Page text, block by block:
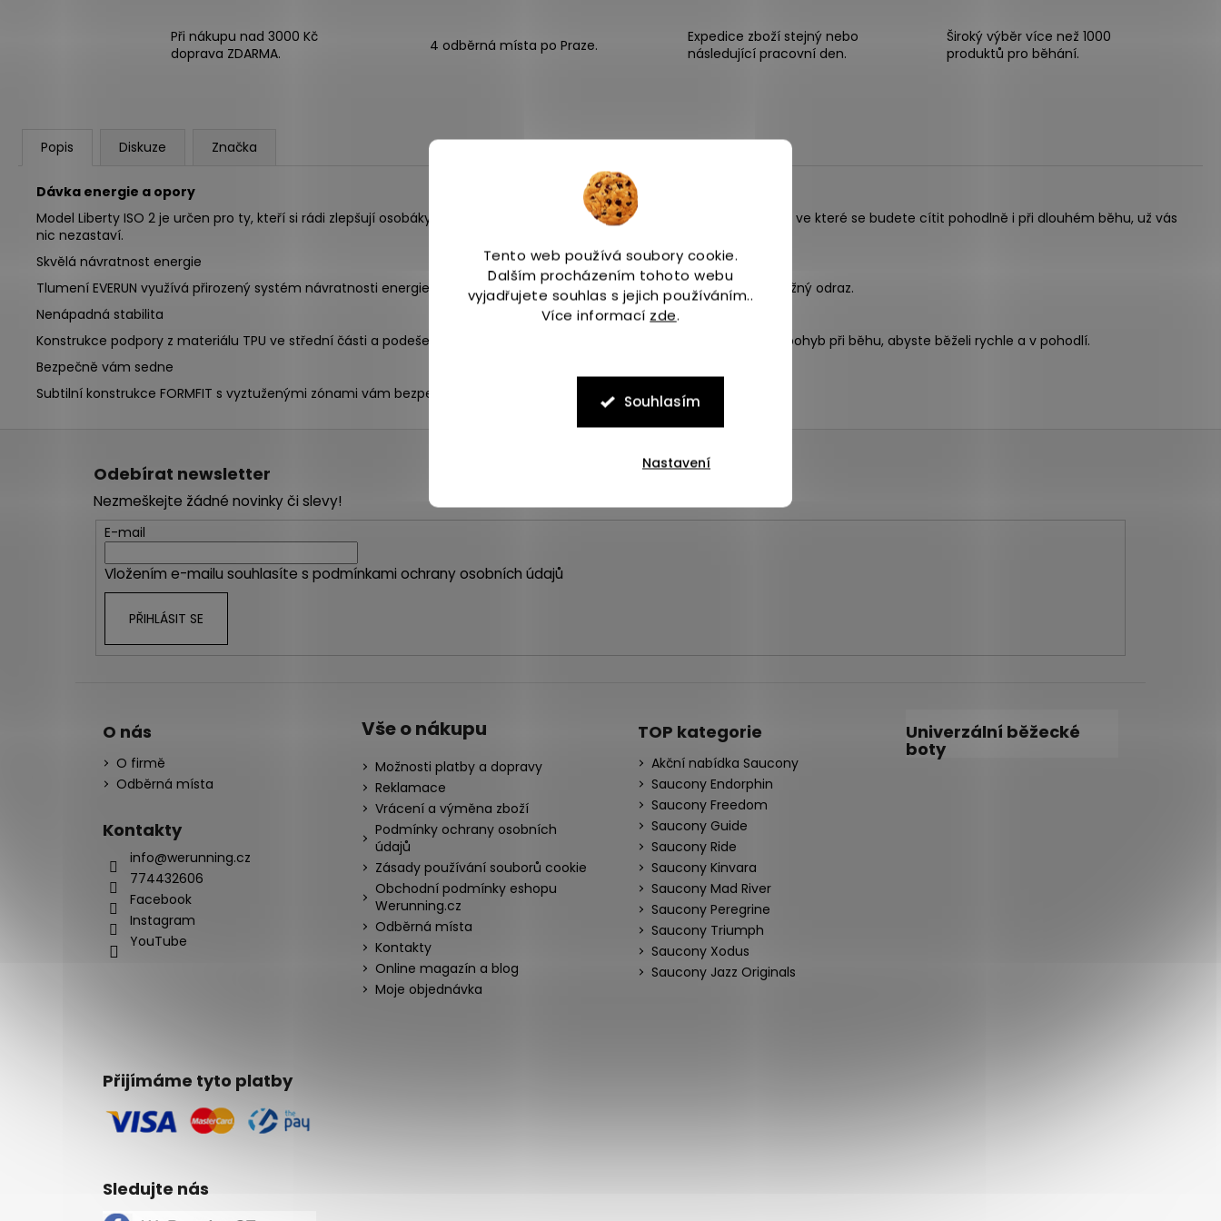
Tento web používá soubory cookie.
Dalším procházením tohoto webu
vyjadřujete souhlas s jejich používáním..
Více informací zde.
Souhlasím
Nastavení
Při nákupu nad 3000 Kč
doprava ZDARMA.
4 odběrná místa po Praze.
Expedice zboží stejný nebo
následující pracovní den.
Široký výběr více než 1000
produktů pro běhání.
Popis Diskuze Značka
Dávka energie a opory
Model Liberty ISO 2 je určen pro ty, kteří si rádi zlepšují osobáky. V této lehké a pružné obuvi s mírnou podporou stability, ve které se budete cítit pohodlně i při dlouhém běhu, už vás
nic nezastaví.
Skvělá návratnost energie
Tlumení EVERUN využívá přirozený systém návratnosti energie. Pohodlně rozptyluje náraz při dopadu a postará se o pružný odraz.
Nenápadná stabilita
Konstrukce podpory z materiálu TPU ve střední části a podešev z krystalické gumy TRI-FLEX jemně vyvažují nadměrný pohyb při běhu, abyste běželi rychle a v pohodlí.
Bezpečně vám sedne
Subtilní konstrukce FORMFIT s vyztuženými zónami vám bezpečně sedne.
Odebírat newsletter
Nezmeškejte žádné novinky či slevy!
E-mail
Vložením e-mailu souhlasíte s podmínkami ochrany osobních údajů
PŘIHLÁSIT SE
O nás
O firmě
Odběrná místa
Kontakty
info@werunning.cz
774432606
Facebook
Instagram
YouTube
Vše o nákupu
Možnosti platby a dopravy
Reklamace
Vrácení a výměna zboží
Podmínky ochrany osobních
údajů
Zásady používání souborů cookie
Obchodní podmínky eshopu
Werunning.cz
Odběrná místa
Kontakty
Online magazín a blog
Moje objednávka
TOP kategorie
Akční nabídka Saucony
Saucony Endorphin
Saucony Freedom
Saucony Guide
Saucony Ride
Saucony Kinvara
Saucony Mad River
Saucony Peregrine
Saucony Triumph
Saucony Xodus
Saucony Jazz Originals
Univerzální běžecké
boty
Přijímáme tyto platby
Sledujte nás